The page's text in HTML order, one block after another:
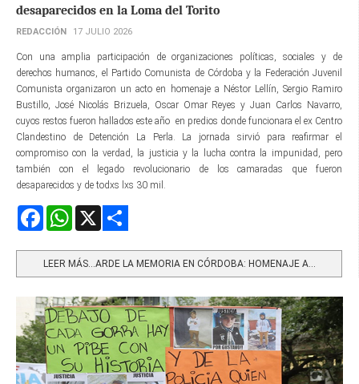
desaparecidos en la Loma del Torito
REDACCIÓN 17 JULIO 2026
Con una amplia participación de organizaciones políticas, sociales y de
derechos humanos, el Partido Comunista de Córdoba y la Federación Juvenil
Comunista organizaron un acto en homenaje a Néstor Lellín, Sergio Ramiro
Bustillo, José Nicolás Brizuela, Oscar Omar Reyes y Juan Carlos Navarro,
cuyos restos fueron hallados este año en predios donde funcionara el ex Centro
Clandestino de Detención La Perla. La jornada sirvió para reafirmar el
compromiso con la verdad, la justicia y la lucha contra la impunidad, pero
también con el legado revolucionario de los camaradas que fueron
desaparecidos y de todxs lxs 30 mil.
FacebookWhatsApp
LEER MÁS…ARDE LA MEMORIA EN CÓRDOBA: HOMENAJE A...